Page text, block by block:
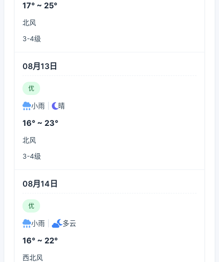
17° ~ 25°
北风
3-4级
08月13日
优
小雨 晴
16° ~ 23°
北风
3-4级
08月14日
优
小雨 多云
16° ~ 22°
西北风